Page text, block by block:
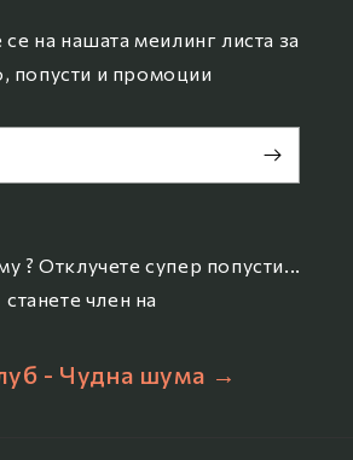
се на нашата меилинг листа за
попусти и промоции
? Отклучете супер попусти...
станете член на
- Чудна шума →